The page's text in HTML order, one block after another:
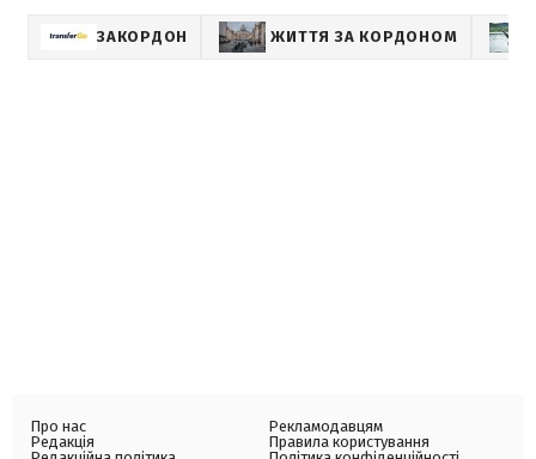
ЗАКОРДОН ЖИТТЯ ЗА КОРДОНОМ
Про нас
Редакція
Рекламодавцям
Правила користування